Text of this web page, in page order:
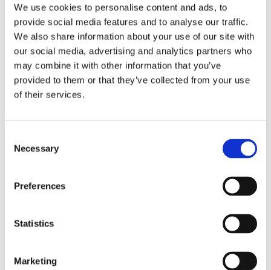
We use cookies to personalise content and ads, to
provide social media features and to analyse our traffic.
We also share information about your use of our site with
our social media, advertising and analytics partners who
may combine it with other information that you’ve
provided to them or that they’ve collected from your use
of their services.
Selection
Necessary
Preferences
Statistics
Marketing
Passar alla hudtyper, även känslig hy
Innehållet av hyaluronsyra i Vitamin Cocktail Mask & Night
Cream fyller ut fina torrhetslinjer samtidigt som
antioxidanter stärker huden och skyddar mot åldrande.
Krämen är en multivitamincocktail från olika bär som
förser huden med en ny livskraft och energi.
Omdömen